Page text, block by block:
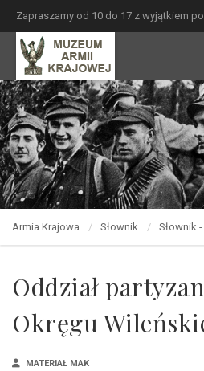
Zapraszamy od 10 do 17 z wyjątkiem
Armia Krajowa Słownik Słownik -
Oddział
Okręgu
MATERIAŁ MAK